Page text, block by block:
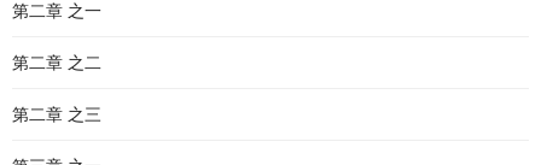
第二章 之一
第二章 之二
第二章 之三